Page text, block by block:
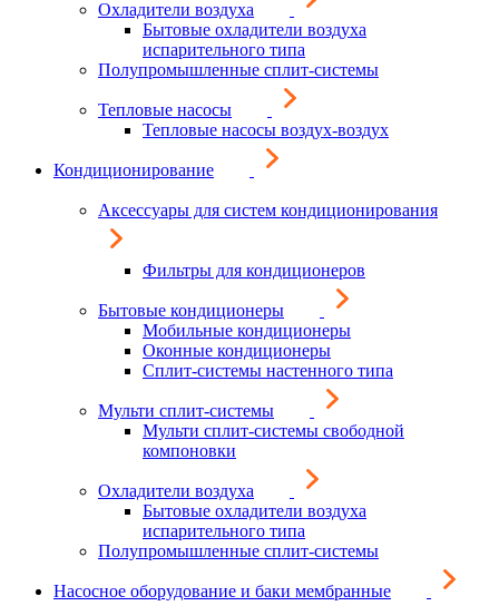
Охладители воздуха
Бытовые охладители воздуха
испарительного типа
Полупромышленные сплит-системы
Тепловые насосы
Тепловые насосы воздух-воздух
Кондиционирование
Аксессуары для систем кондиционирования
Фильтры для кондиционеров
Бытовые кондиционеры
Мобильные кондиционеры
Оконные кондиционеры
Сплит-системы настенного типа
Мульти сплит-системы
Мульти сплит-системы свободной
компоновки
Охладители воздуха
Бытовые охладители воздуха
испарительного типа
Полупромышленные сплит-системы
Насосное оборудование и баки мембранные